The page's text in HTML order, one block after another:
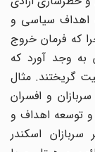
سیاسی و
که فرمان خروج
وجد آورد که
گریختند. مثال
و افسران
اهداف و
اسکندر